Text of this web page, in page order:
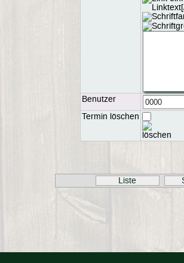
Benutzer
Termin löschen
Liste